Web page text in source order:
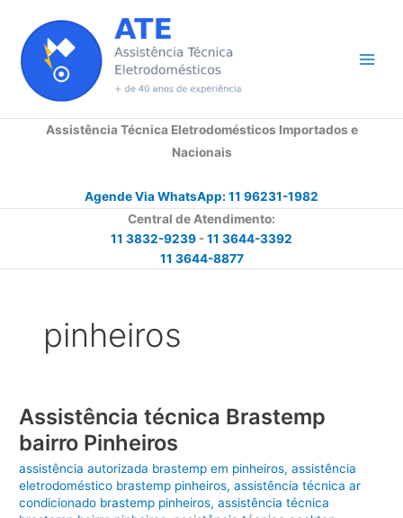
conteúdo
Assistência Técnica Eletrodomésticos Importados e
Nacionais
Agende Via WhatsApp: 11 96231-1982
Central de Atendimento:
11 3832-9239 -11 3644-3392
11 3644-8877
pinheiros
Assistência técnica Brastemp
bairro Pinheiros
assistência autorizada brastemp em pinheiros,assistência
eletrodoméstico brastemp pinheiros,assistência técnica ar
condicionado brastemp pinheiros,assistência técnica